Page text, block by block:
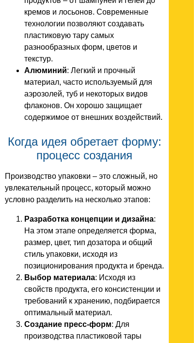
кремов и лосьонов. Современные
технологии позволяют создавать
пластиковую тару самых
разнообразных форм, цветов и
текстур.
Алюминий: Легкий и прочный
материал, часто используемый для
аэрозолей, туб и некоторых видов
флаконов. Он хорошо защищает
содержимое от внешних воздействий.
Когда идея обретает форму:
процесс создания
Производство упаковки – это сложный, но
увлекательный процесс, который можно
условно разделить на несколько этапов:
Разработка концепции и дизайна:
На этом этапе определяется форма,
размер, цвет, тип дозатора и общий
стиль упаковки, исходя из
позиционирования продукта и бренда.
Выбор материала: Исходя из
свойств продукта, его консистенции и
требований к хранению, подбирается
оптимальный материал.
Создание пресс-форм: Для
производства пластиковой тары